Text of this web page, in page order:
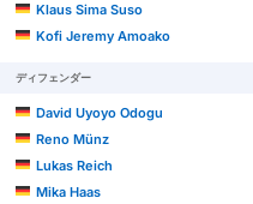
Klaus Sima Suso
Kofi Jeremy Amoako
ディフェンダー
David Uyoyo Odogu
Reno Münz
Lukas Reich
Mika Haas